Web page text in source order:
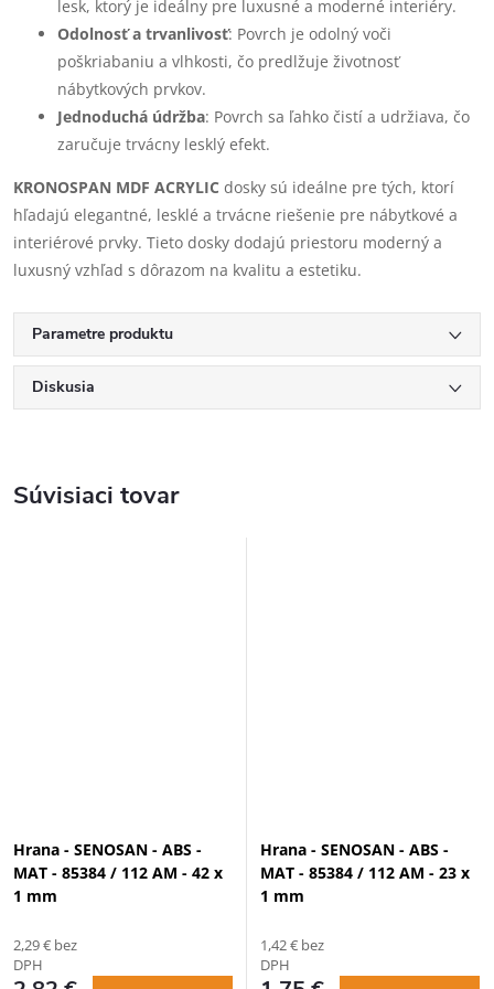
lesk, ktorý je ideálny pre luxusné a moderné interiéry.
Odolnosť a trvanlivosť: Povrch je odolný voči
poškriabaniu a vlhkosti, čo predlžuje životnosť
nábytkových prvkov.
Jednoduchá údržba: Povrch sa ľahko čistí a udržiava, čo
zaručuje trvácny lesklý efekt.
KRONOSPAN MDF ACRYLIC dosky sú ideálne pre tých, ktorí
hľadajú elegantné, lesklé a trvácne riešenie pre nábytkové a
interiérové prvky. Tieto dosky dodajú priestoru moderný a
luxusný vzhľad s dôrazom na kvalitu a estetiku.
Parametre produktu
Diskusia
Súvisiaci tovar
Hrana - SENOSAN - ABS -
MAT - 85384 / 112 AM - 42 x
1 mm
2,29 € bez
DPH
Hrana - SENOSAN - ABS -
MAT - 85384 / 112 AM - 23 x
1 mm
1,42 € bez
DPH